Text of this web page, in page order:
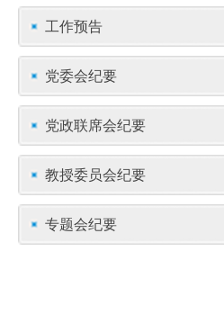
工作预告
党委会纪要
党政联席会纪要
教授委员会纪要
专题会纪要